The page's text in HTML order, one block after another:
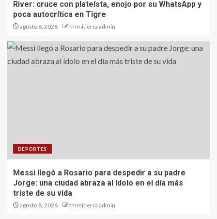
River: cruce con plateísta, enojo por su WhatsApp y
poca autocrítica en Tigre
agosto 8, 2026 fmmitierra admin
DEPORTES
Messi llegó a Rosario para despedir a su padre
Jorge: una ciudad abraza al ídolo en el día más
triste de su vida
agosto 8, 2026 fmmitierra admin